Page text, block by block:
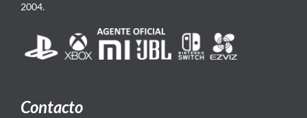
2004.
Contacto